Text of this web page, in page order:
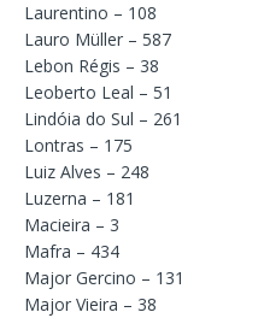
Laurentino – 108
Lauro Müller – 587
Lebon Régis – 38
Leoberto Leal – 51
Lindóia do Sul – 261
Lontras – 175
Luiz Alves – 248
Luzerna – 181
Macieira – 3
Mafra – 434
Major Gercino – 131
Major Vieira – 38